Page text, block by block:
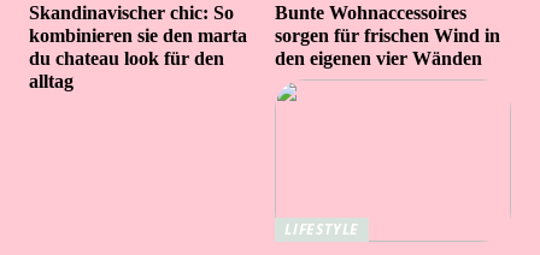
Skandinavischer chic: So
kombinieren sie den marta
du chateau look für den
alltag
Bunte Wohnaccessoires
sorgen für frischen Wind in
den eigenen vier Wänden
LIFESTYLE